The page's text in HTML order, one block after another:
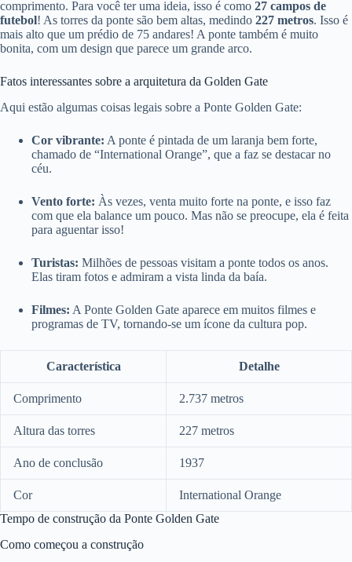
comprimento. Para você ter uma ideia, isso é como 27 campos de
futebol! As torres da ponte são bem altas, medindo 227 metros. Isso é
mais alto que um prédio de 75 andares! A ponte também é muito
bonita, com um design que parece um grande arco.
Fatos interessantes sobre a arquitetura da Golden Gate
Aqui estão algumas coisas legais sobre a Ponte Golden Gate:
Cor vibrante: A ponte é pintada de um laranja bem forte,
chamado de “International Orange”, que a faz se destacar no
céu.
Vento forte: Às vezes, venta muito forte na ponte, e isso faz
com que ela balance um pouco. Mas não se preocupe, ela é feita
para aguentar isso!
Turistas: Milhões de pessoas visitam a ponte todos os anos.
Elas tiram fotos e admiram a vista linda da baía.
Filmes: A Ponte Golden Gate aparece em muitos filmes e
programas de TV, tornando-se um ícone da cultura pop.
Característica Detalhe
Comprimento 2.737 metros
Altura das torres 227 metros
Ano de conclusão 1937
Cor
International Orange
Tempo de construção da Ponte Golden Gate
Como começou a construção